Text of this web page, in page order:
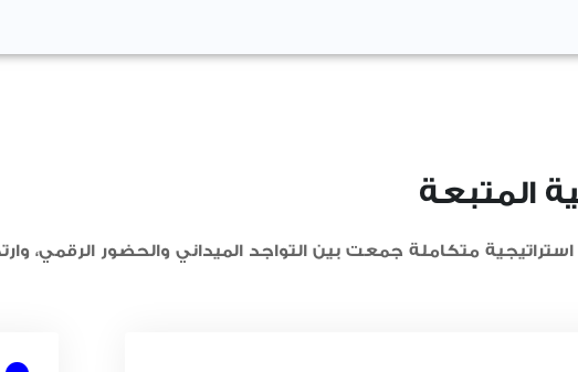
المتبعة
متكاملة جمعت بين التواجد الميداني والحضور الرقمي،